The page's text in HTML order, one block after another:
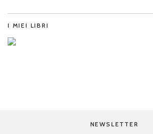
I MIEI LIBRI
NEWSLETTER